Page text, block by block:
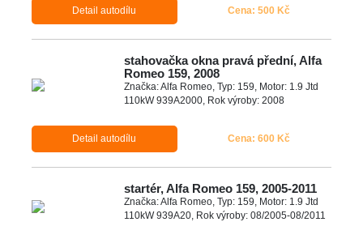
Detail autodílu Cena: 500 Kč
stahovačka okna pravá přední, Alfa
Romeo 159, 2008
Značka: Alfa Romeo, Typ: 159, Motor: 1.9 Jtd
110kW 939A2000, Rok výroby: 2008
Detail autodílu Cena: 600 Kč
startér, Alfa Romeo 159, 2005-2011
Značka: Alfa Romeo, Typ: 159, Motor: 1.9 Jtd
110kW 939A20, Rok výroby: 08/2005-08/2011